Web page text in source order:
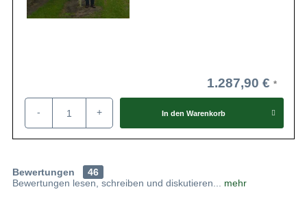
1.287,90 €
- + In den Warenkorb
Bewertungen
46
Bewertungen lesen, schreiben und diskutieren... mehr